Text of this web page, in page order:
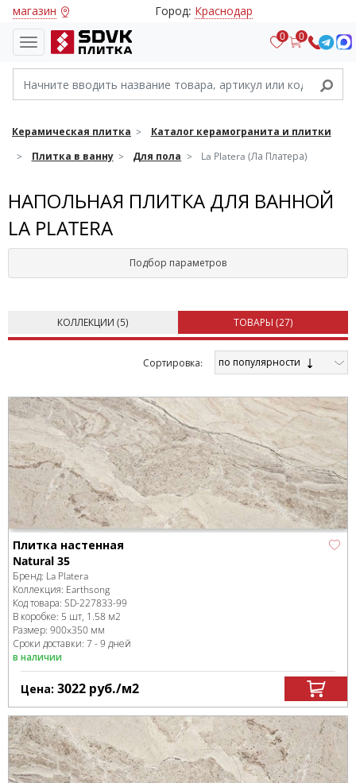
магазин Город: Краснодар
0 0
Керамическая плитка
Каталог керамогранита и плитки
Плитка в ванну
Для пола La Platera (Ла Платера)
НАПОЛЬНАЯ ПЛИТКА ДЛЯ ВАННОЙ
LA PLATERA
Подбор параметров
КОЛЛЕКЦИИ (5) ТОВАРЫ (27)
Cортировка: по популярности
Плитка настенная
Natural 35
Бренд: La Platera
Коллекция: Earthsong
Код товара: SD-227833-99
В коробке: 5 шт, 1.58 м2
Размер: 900x350 мм
Сроки доставки: 7 - 9 дней
в наличии
Цена: 3022 руб./м2